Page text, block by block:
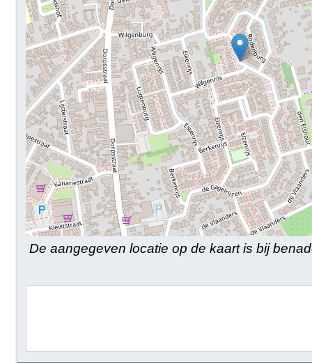
De aangegeven locatie op de kaart is bij